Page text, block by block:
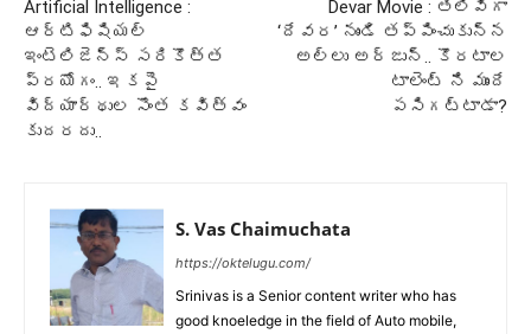
Artificial Intelligence :
ఆర్టిఫిషియల్
ఇంటెలిజెన్స్ సరికొత్త
ప్రయోగం.. ఇకపై
విద్యార్థుల సొంత కవిత్వం
కుదరదు..
Devar Movie : తెలివిగా
‘దేవర’ నుండి తప్పించుకున్న
అల్లు అర్జున్.. కొరటాల
టాలెంట్ ని ముందే
పసిగట్టాడా?
S. Vas Chaimuchata
https://oktelugu.com/
Srinivas is a Senior content writer who has
good knoeledge in the field of Auto mobile,